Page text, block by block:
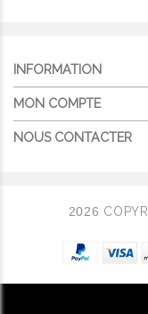
INFORMATION
MON COMPTE
NOUS CONTACTER
2026